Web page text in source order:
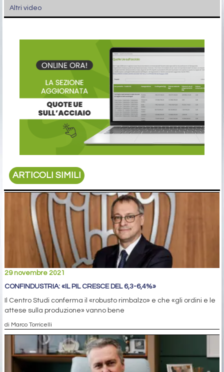
Altri video
ARTICOLI SIMILI
29 novembre 2021
CONFINDUSTRIA: «IL PIL CRESCE DEL 6,3-6,4%»
Il Centro Studi conferma il «robusto rimbalzo» e che «gli ordini e le
attese sulla produzione» vanno bene
di Marco Torricelli